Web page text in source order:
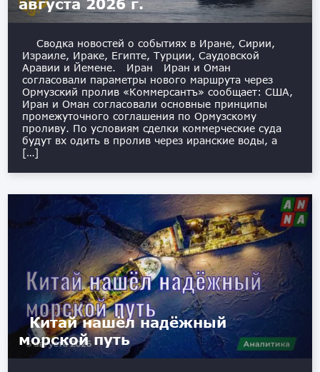
августа 2026 г.
Сводка новостей о событиях в Иране, Сирии,
Израиле, Ираке, Египте, Турции, Саудовской
Аравии и Йемене. Иран Иран и Оман
согласовали параметры нового маршрута через
Ормузский пролив «Коммерсантъ» сообщает: США,
Иран и Оман согласовали основные принципы
промежуточного соглашения по Ормузскому
проливу. По условиям сделки коммерческие суда
будут вх одить в пролив через иранские воды, а
[…]
Китай нашёл надёжный
морской путь